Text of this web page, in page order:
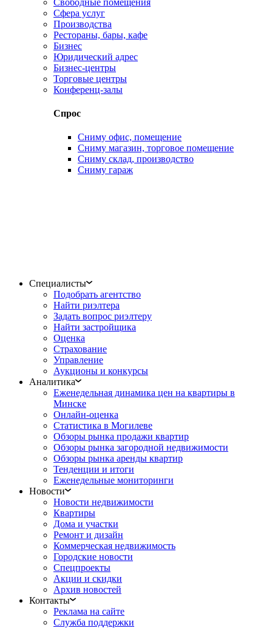
Сфера услуг
Производства
Рестораны, бары, кафе
Бизнес
Юридический адрес
Бизнес-центры
Торговые центры
Конференц-залы
Спрос
Сниму офис, помещение
Сниму магазин, торговое помещение
Сниму склад, производство
Сниму гараж
Специалисты
Подобрать агентство
Найти риэлтера
Задать вопрос риэлтеру
Найти застройщика
Оценка
Страхование
Управление
Аукционы и конкурсы
Аналитика
Еженедельная динамика цен на квартиры в
Минске
Онлайн-оценка
Статистика в Могилеве
Обзоры рынка продажи квартир
Обзоры рынка загородной недвижимости
Обзоры рынка аренды квартир
Тенденции и итоги
Еженедельные мониторинги
Новости
Новости недвижимости
Квартиры
Дома и участки
Ремонт и дизайн
Коммерческая недвижимость
Городские новости
Спецпроекты
Акции и скидки
Архив новостей
Контакты
Реклама на сайте
Служба поддержки